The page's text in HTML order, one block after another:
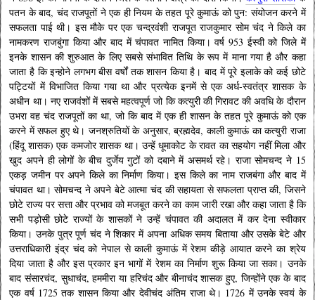
पतन के बाद, चंद राजपूतों ने एक ही नियम के तहत पूरे कुमाऊं को पुन: संयोजन करने में
सफलता पाई थी। इस मौके पर एक चन्द्रवंशी राजपूत राजकुमार सोम चंद ने किले का
नामकरण राजबुंगा किया और बाद में चंपावत नामित किया। वर्ष 953 ईस्वी को जिले में
इनके शासन की शुरुआत के लिए सबसे संभावित तिथि के रूप में माना गया है और कहा
जाता है कि इन्होने लगभग बीस वर्षों तक शासन किया है। बाद में पूरे इलाके को कई छोटे
पट्टियों में विभाजित किया गया था और प्रत्येक इनमें से एक अर्ध-स्वतंत्र शासक के
अधीन था। नए राजवंशों में सबसे महत्वपूर्ण जो कि कत्युरी की गिरावट की अवधि के दौरान
उभरा वह चंद राजपूतों का था, जो कि बाद में एक ही शासन के तहत पूरे कुमाऊं को एक
करने में सफल हुए थे। जनश्रुतियों के अनुसार, ब्रह्मदेव, काली कुमाऊं का कत्युरी राजा
(हिंदू शासक) एक कमजोर शासक था। उन्हें धूमाकोट के रावत का सहयोग नहीं मिला और
खुद अपने ही लोगों के बीच दुर्जेय गुटों को दबाने में असमर्थ रहे। राजा सोमचन्द ने 15
एकड़ जमीन पर अपने किले का निर्माण किया। इस किले का नाम राजबंगा और बाद में
चंपावत था। सोमचन्द ने अपने बेटे आत्मा चंद की सहायता से सफलता प्राप्त की, जिसने
छोटे राज्य पर सत्ता और प्रभाव को मजबूत करने का काम जारी रखा और कहा जाता है कि
सभी पड़ोसी छोटे राज्यों के शासकों ने उन्हें चंपावत की अदालत में कर देना स्वीकार
किया। उनके पुत्र पूर्ण चंद ने शिकार में अपना अधिक समय बिताया और उसके बेटे और
उत्तराधिकारी इंद्र चंद को नेपाल से काली कुमाऊं में रेशम कीड़े आयात करने का श्रेय
दिया जाता है और इस प्रकार इन भागों में रेशम का निर्माण शुरू किया जा सका। उनके
बाद संसारचंद, सुधाचंद, हममीरा या हरिचंद और बीनाचंद शासक हुए, जिन्होंने एक के बाद
एक वर्ष 1725 तक शासन किया और देवीचंद अंतिम राजा थे। 1726 में उनके स्वयं के